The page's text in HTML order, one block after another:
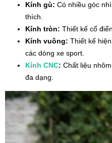
Kính gù: Có nhiều góc
thích.
Kính tròn: Thiết kế cổ
Kính vuông: Thiết kế
các dòng xe sport.
Kính CNC: Chất liệu
đa dạng.